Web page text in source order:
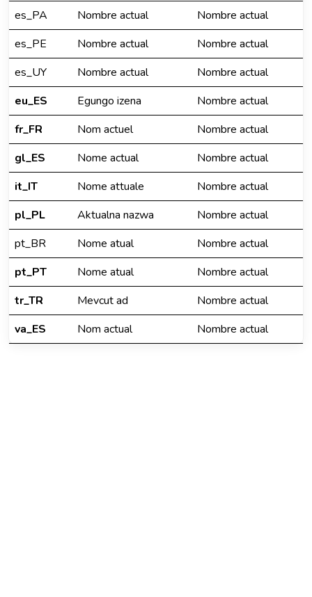
es_PA
Nombre actual
Nombre actual
es_PE
Nombre actual
Nombre actual
es_UY
Nombre actual
Nombre actual
eu_ES
Egungo izena
Nombre actual
fr_FR
Nom actuel
Nombre actual
gl_ES
Nome actual
Nombre actual
it_IT
Nome attuale
Nombre actual
pl_PL
Aktualna nazwa
Nombre actual
pt_BR
Nome atual
Nombre actual
pt_PT
Nome atual
Nombre actual
tr_TR
Mevcut ad
Nombre actual
va_ES
Nom actual Nombre actual